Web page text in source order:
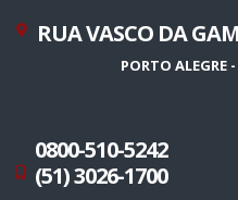
RUA VASCO DA
PORTO ALEGRE
0800-510-5242
(51) 3026-1700